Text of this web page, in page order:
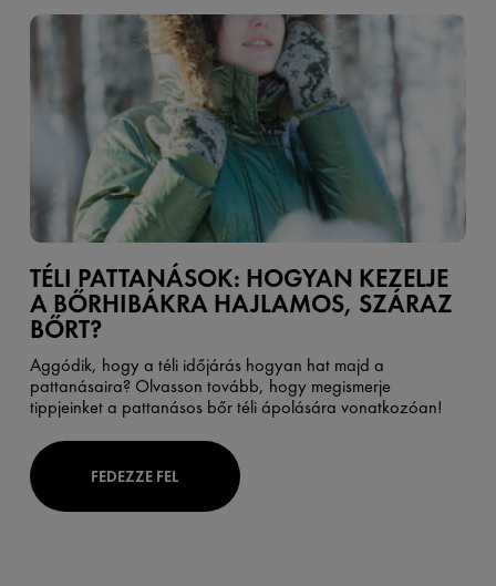
TÉLI PATTANÁSOK: HOGYAN KEZELJE
A BŐRHIBÁKRA HAJLAMOS, SZÁRAZ
BŐRT?
Aggódik, hogy a téli időjárás hogyan hat majd a
pattanásaira? Olvasson tovább, hogy megismerje
tippjeinket a pattanásos bőr téli ápolására vonatkozóan!
FEDEZZE FEL